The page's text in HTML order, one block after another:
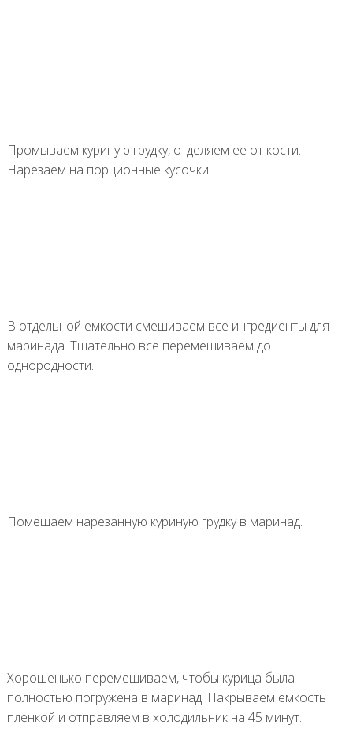
Промываем куриную грудку, отделяем ее от кости.
Нарезаем на порционные кусочки.
В отдельной емкости смешиваем все ингредиенты для
маринада. Тщательно все перемешиваем до
однородности.
Помещаем нарезанную куриную грудку в маринад.
Хорошенько перемешиваем, чтобы курица была
полностью погружена в маринад. Накрываем емкость
пленкой и отправляем в холодильник на 45 минут.